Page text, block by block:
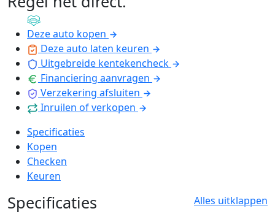
Deze auto kopen
Deze auto laten keuren
Uitgebreide kentekencheck
Financiering aanvragen
Verzekering afsluiten
Inruilen of verkopen
Specificaties
Kopen
Checken
Keuren
Specificaties Alles uitklappen